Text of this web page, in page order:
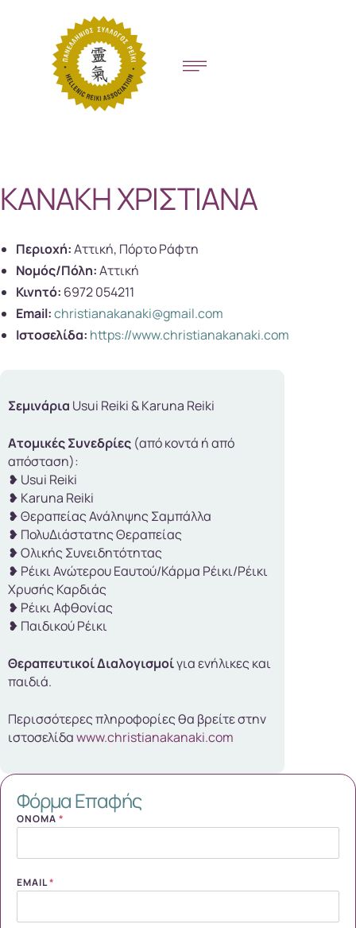
ΚΑΝΑΚΗ ΧΡΙΣΤΙΑΝΑ
Περιοχή:Αττική, Πόρτο Ράφτη
Νομός/Πόλη:Αττική
Κινητό: 6972 054211
Email:christianakanaki@gmail.com
Ιστοσελίδα: https://www.christianakanaki.com
Σεμινάρια Usui Reiki & Karuna Reiki
Ατομικές Συνεδρίες (από κοντά ή από
απόσταση):
❥ Usui Reiki
❥ Karuna Reiki
❥ Θεραπείας Ανάληψης Σαμπάλλα
❥ ΠολυΔιάστατης Θεραπείας
❥ Ολικής Συνειδητότητας
❥ Ρέικι Ανώτερου Εαυτού/Κάρμα Ρέικι/Ρέικι
Χρυσής Καρδιάς
❥ Ρέικι Αφθονίας
❥ Παιδικού Ρέικι
Θεραπευτικοί Διαλογισμοίγια ενήλικες και
παιδιά.
Περισσότερες πληροφορίες θα βρείτε στην
ιστοσελίδαwww.christianakanaki.com
Φόρμα Επαφής
ΌΝΟΜΑ *
EMAIL*